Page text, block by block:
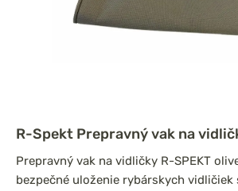
R-Spekt Prepravný vak na
Prepravný vak na vidličky R-SPEKT
bezpečné uloženie rybárskych vidličiek